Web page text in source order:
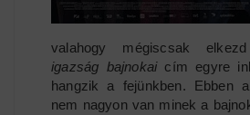
valahogy mégiscsak
igazság bajnokaicím egyre
hangzik a fejünkben. Ebben
nem nagyon van minek a